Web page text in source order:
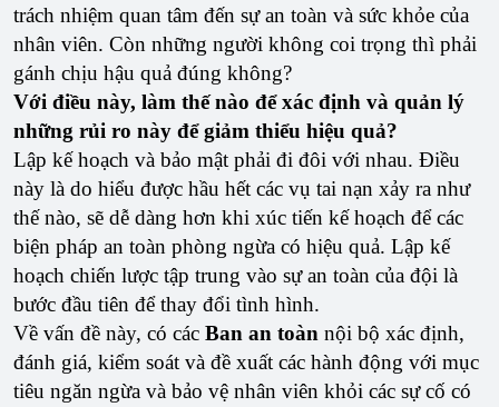
trách nhiệm quan tâm đến sự an toàn và sức khỏe của
nhân viên. Còn những người không coi trọng thì phải
gánh chịu hậu quả đúng không?
Với điều này, làm thế nào để xác định và quản lý
những rủi ro này để giảm thiểu hiệu quả?
Lập kế hoạch và bảo mật phải đi đôi với nhau. Điều
này là do hiểu được hầu hết các vụ tai nạn xảy ra như
thế nào, sẽ dễ dàng hơn khi xúc tiến kế hoạch để các
biện pháp an toàn phòng ngừa có hiệu quả. Lập kế
hoạch chiến lược tập trung vào sự an toàn của đội là
bước đầu tiên để thay đổi tình hình.
Về vấn đề này, có các Ban an toàn nội bộ xác định,
đánh giá, kiểm soát và đề xuất các hành động với mục
tiêu ngăn ngừa và bảo vệ nhân viên khỏi các sự cố có